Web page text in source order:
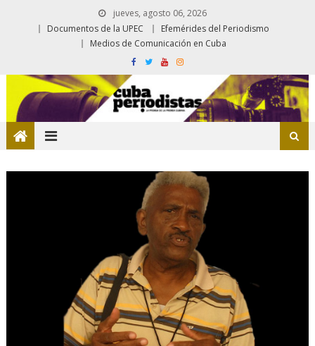
jueves, agosto 06, 2026
Documentos de la UPEC
Efemérides del Periodismo
Medios de Comunicación en Cuba